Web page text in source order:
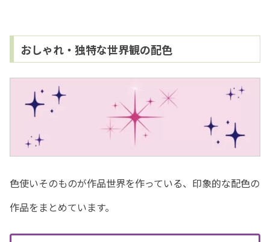
おしゃれ・独特な世界観の配色
色使いそのものが作品世界を作っている、印象的な配色の
作品をまとめています。